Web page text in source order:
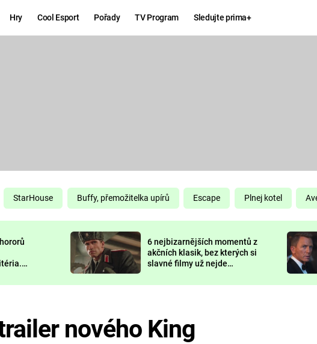
Hry Cool Esport Pořady TV Program Sledujte prima+
DELIVERANCE
KOMEDIE
CHUCK
NORRIS
StarHouse Buffy, přemožitelka upírů Escape Plnej kotel
6 nejbizarnějších momentů z
akčních klasik, bez kterých si
slavné filmy už nejde
nového King